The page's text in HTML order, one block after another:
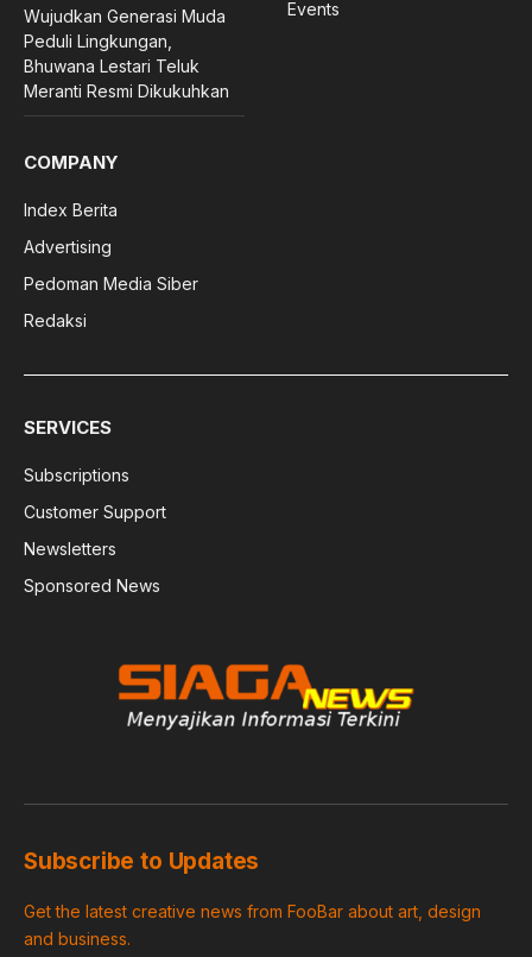
Wujudkan Generasi Muda
Peduli Lingkungan,
Bhuwana Lestari Teluk
Meranti Resmi Dikukuhkan
Events
COMPANY
Index Berita
Advertising
Pedoman Media Siber
Redaksi
SERVICES
Subscriptions
Customer Support
Newsletters
Sponsored News
Subscribe to Updates
Get the latest creative news from FooBar about art, design
and business.